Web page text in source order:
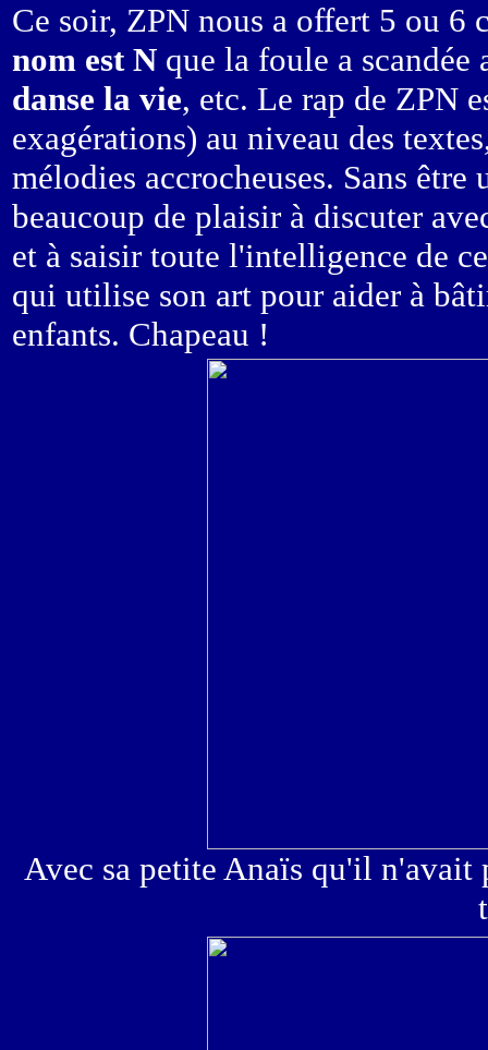
Ce soir, ZPN nous a offert 5 ou 6
nom est N que la foule a
danse la vie, etc. Le rap de ZPN
exagérations) au niveau des
mélodies accrocheuses. Sans
beaucoup de plaisir à discuter
et à saisir toute l'intelligence de
qui utilise son art pour aider à
enfants. Chapeau !
Avec sa petite Anaïs qu'il